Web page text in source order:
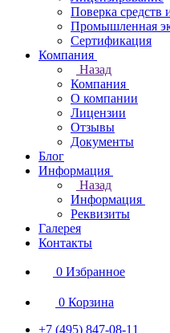
Поверка средств
Промышленная
Сертификация
Компания
Назад
Компания
О компании
Лицензии
Отзывы
Документы
Блог
Информация
Назад
Информация
Реквизиты
Галерея
Контакты
0 Избранное
0 Корзина
+7 (495) 847-08-11